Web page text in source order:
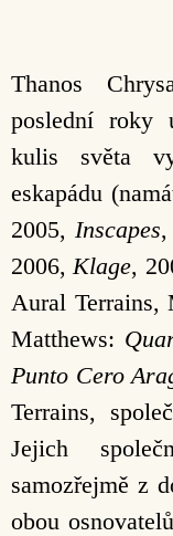
Thanos
poslední roky
kulis světa
eskapádu
2005, Inscapes,
2006, Klage,
Aural Terrains,
Matthews:
Punto Cero
Terrains,
Jejich
samozřejmě z
obou